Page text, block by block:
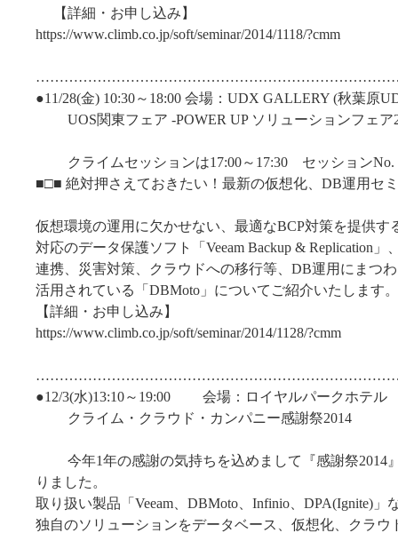
【詳細・お申し込み】
https://www.climb.co.jp/soft/seminar/2014/1118/?cmm
●11/28(金) 10:30～18:00 会場：UDX GALLERY (秋葉原
UOS関東フェア -POWER UP ソリューションフェア
クライムセッションは17:00～17:30 セッションNo.
■□■ 絶対押さえておきたい！最新の仮想化、DB運用セ
仮想環境の運用に欠かせない、最適なBCP対策を提供す
対応のデータ保護ソフト「Veeam Backup & Replication」
連携、災害対策、クラウドへの移行等、DB運用にまつ
活用されている「DBMoto」についてご紹介いたします。
【詳細・お申し込み】
https://www.climb.co.jp/soft/seminar/2014/1128/?cmm
●12/3(水)13:10～19:00 会場：ロイヤルパークホテル
クライム・クラウド・カンパニー感謝祭2014
今年1年の感謝の気持ちを込めまして『感謝祭2014
りました。
取り扱い製品「Veeam、DBMoto、Infinio、DPA(Ignite)」
独自のソリューションをデータベース、仮想化、クラウ